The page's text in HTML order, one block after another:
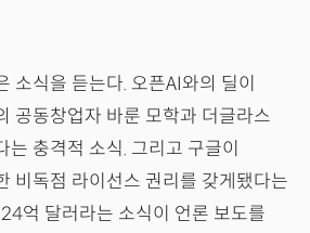
소식을 듣는다. 오픈AI와의 딜이
공동창업자 바룬 모학과 더글라스
충격적 소식. 그리고 구글이
비독점 라이선스 권리를 갖게됐다는
억 달러라는 소식이 언론 보도를